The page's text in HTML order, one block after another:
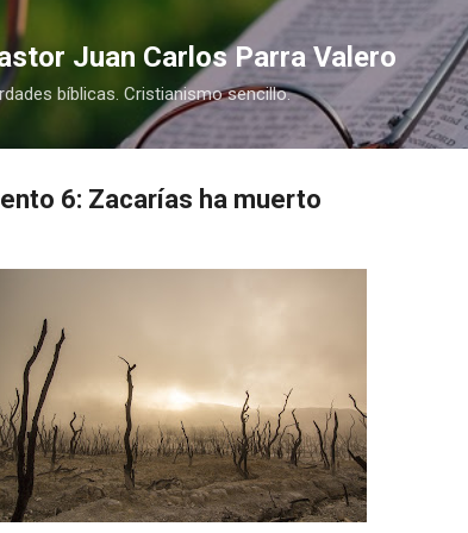
Ir al
Juan Carlos Parra Valero
bíblicas. Cristianismo sencillo.
6: Zacarías ha muerto
COMPRAR COMPRAR